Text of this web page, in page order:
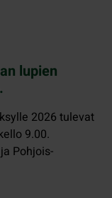
lupien
2026 tulevat
9.00.
Pohjois-